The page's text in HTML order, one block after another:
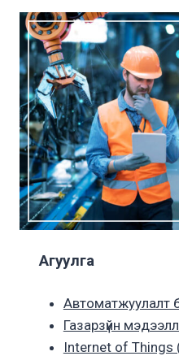
Агуулга
Автоматжуулалт
Газарзүйн
Internet of Things